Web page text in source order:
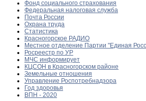
Фонд социального страхования
Федеральная налоговая служба
Почта России
Охрана труда
Статистика
Красногорское РАДИО
Местное отделение Партии "Единая
Росреестр по УР
МЧС информирует
КЦСОН в Красногорском районе
Земельные отношения
Управление Роспотребнадзора
Год здоровья
ВПН - 2020